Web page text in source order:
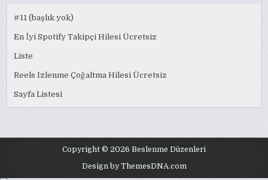
#11 (başlık yok)
En İyi Spotify Takipçi Hilesi Ücretsiz
Liste
Reels Izlenme Çoğaltma Hilesi Ücretsiz
Sayfa Listesi
Copyright © 2026 Beslenme Düzenleri
Design by ThemesDNA.com